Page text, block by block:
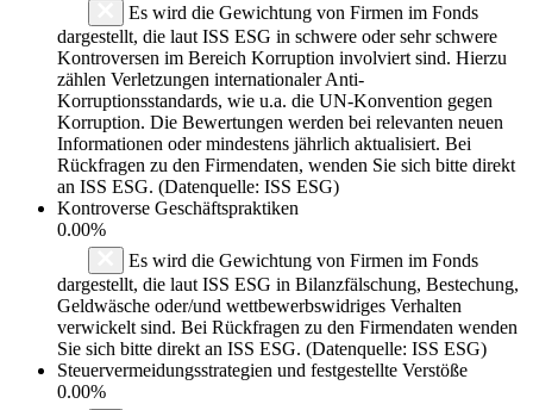
Es wird die Gewichtung von Firmen im Fonds
dargestellt, die laut ISS ESG in schwere oder sehr schwere
Kontroversen im Bereich Korruption involviert sind. Hierzu
zählen Verletzungen internationaler Anti-
Korruptionsstandards, wie u.a. die UN-Konvention gegen
Korruption. Die Bewertungen werden bei relevanten neuen
Informationen oder mindestens jährlich aktualisiert. Bei
Rückfragen zu den Firmendaten, wenden Sie sich bitte direkt
an ISS ESG. (Datenquelle: ISS ESG)
Kontroverse Geschäftspraktiken
0.00%
Es wird die Gewichtung von Firmen im Fonds
dargestellt, die laut ISS ESG in Bilanzfälschung, Bestechung,
Geldwäsche oder/und wettbewerbswidriges Verhalten
verwickelt sind. Bei Rückfragen zu den Firmendaten wenden
Sie sich bitte direkt an ISS ESG. (Datenquelle: ISS ESG)
Steuervermeidungsstrategien und festgestellte Verstöße
0.00%